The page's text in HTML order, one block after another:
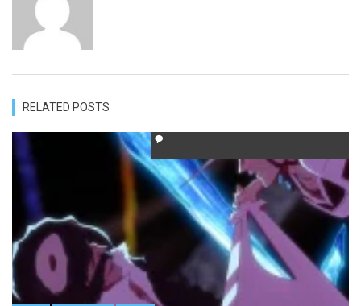
RELATED POSTS